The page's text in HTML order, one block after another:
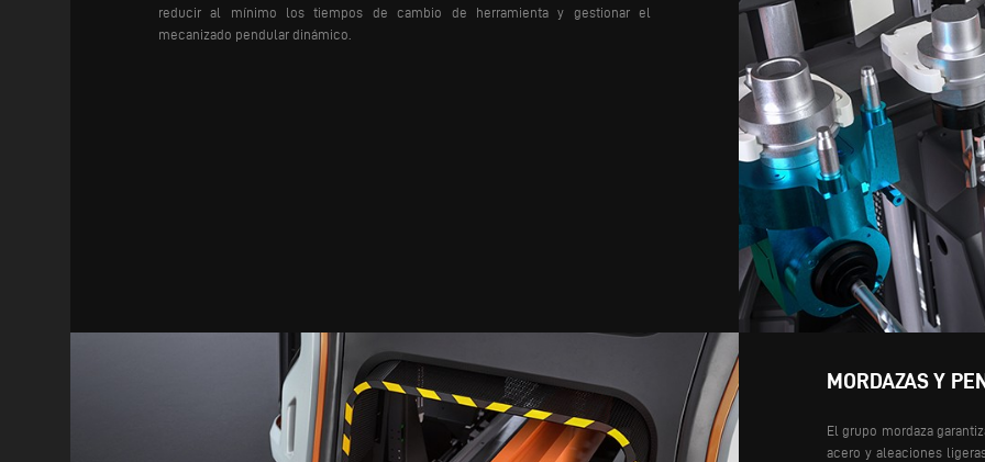
reducir al mínimo los tiempos de cambio de herramienta y gestionar el
mecanizado pendular dinámico.
MORDAZAS Y
El grupo mordaza
acero y aleaciones